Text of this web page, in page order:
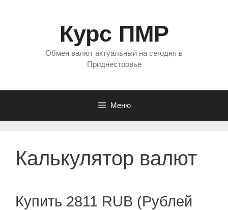
Курс ПМР
Обмен валют актуальный на сегодня в
Приднестровье
Меню
Калькулятор валют
Купить 2811 RUB (Рублей